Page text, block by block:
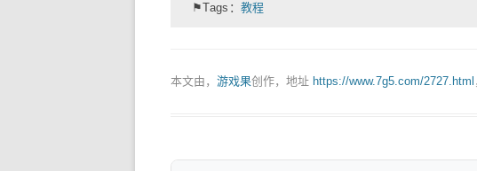
⚑Tags：教程
本文由， 游戏果创作，地址 https://www.7g5.com/2727.html